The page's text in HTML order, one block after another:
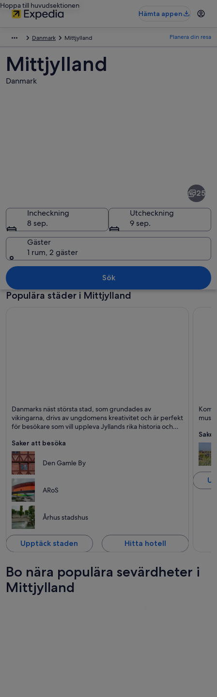
Hoppa till huvudsektionen
Hämta appen
Danmark Mittjylland Planera din resa
Mittjylland
Danmark
Ett offentligt torg med en fontän,
25
Incheckning
8 sep.
Utcheckning
9 sep.
Gäster
1 rum, 2 gäster
Sök
Populära städer i Mittjylland
Museer, Levande
musik och Teatrar
Danmarks näst största stad, som grundades av
vikingarna, drivs av ungdomens kreativitet och är perfekt
för besökare som vill uppleva Jyllands rika historia och
Saker att besöka
Den Gamle By
ARoS
Århus stadshus
Upptäck staden Hitta hotell
Kom
Bo nära populära sevärdheter i
Mittjylland